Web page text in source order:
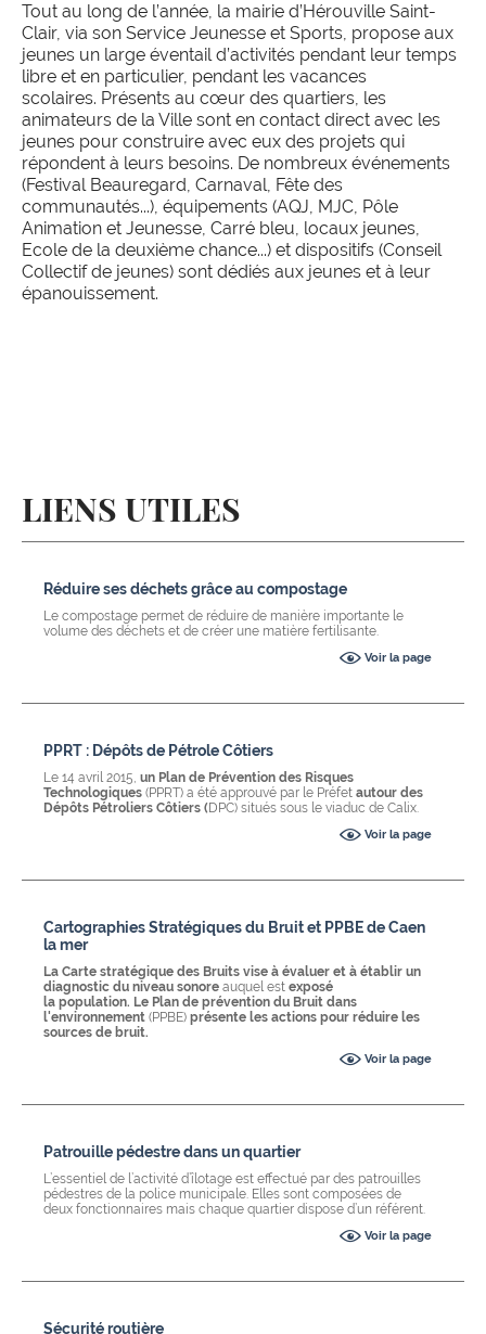
Tout au long de l’année, la mairie d’Hérouville Saint-
Clair, via son Service Jeunesse et Sports, propose aux
jeunes un large éventail d’activités pendant leur temps
libre et en particulier, pendant les vacances
scolaires. Présents au cœur des quartiers, les
animateurs de la Ville sont en contact direct avec les
jeunes pour construire avec eux des projets qui
répondent à leurs besoins. De nombreux événements
(Festival Beauregard, Carnaval, Fête des
communautés...), équipements (AQJ, MJC, Pôle
Animation et Jeunesse, Carré bleu, locaux jeunes,
Ecole de la deuxième chance...) et dispositifs (Conseil
Collectif de jeunes) sont dédiés aux jeunes et à leur
épanouissement.
LIENS UTILES
Réduire ses déchets grâce au compostage
Le compostage permet de réduire de manière importante le
volume des déchets et de créer une matière fertilisante.
Voir la page
PPRT : Dépôts de Pétrole Côtiers
Le 14 avril 2015, un Plan de Prévention des Risques
Technologiques (PPRT) a été approuvé par le Préfet autour des
Dépôts Pétroliers Côtiers (DPC) situés sous le viaduc de Calix.
Voir la page
Cartographies Stratégiques du Bruit et PPBE de Caen
la mer
La Carte stratégique des Bruits vise à évaluer et à établir un
diagnostic du niveau sonore auquel est exposé
la population. Le Plan de prévention du Bruit dans
l'environnement (PPBE) présente les actions pour réduire les
sources de bruit.
Voir la page
Patrouille pédestre dans un quartier
L’essentiel de l’activité d’îlotage est effectué par des patrouilles
pédestres de la police municipale. Elles sont composées de
deux fonctionnaires mais chaque quartier dispose d’un référent.
Voir la page
Sécurité routière